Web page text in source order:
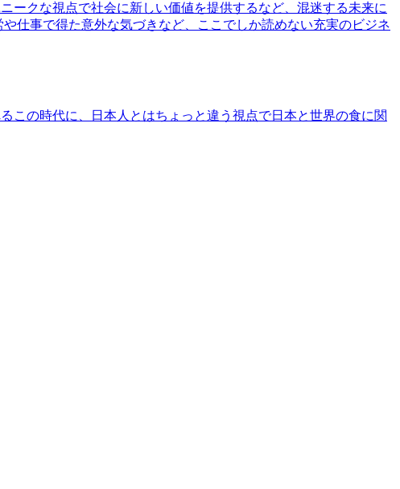
ークな視点で社会に新しい価値を提供するなど、混迷する未来に
仕事で得た意外な気づきなど、ここでしか読めない充実のビジネ
この時代に、日本人とはちょっと違う視点で日本と世界の食に関